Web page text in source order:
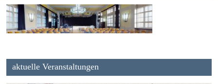
aktuelle Veranstaltungen